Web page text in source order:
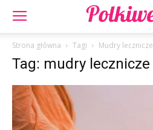
Strona główna Tagi Mudry lecznicze
Tag: mudry lecznicze